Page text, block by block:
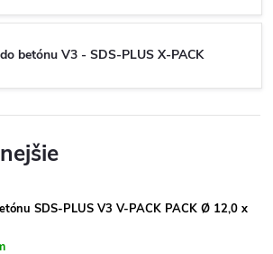
betónu V3 - SDS-PLUS X-PACK
SDS-PLUS V3 V-PACK PACK Ø 12,0 x